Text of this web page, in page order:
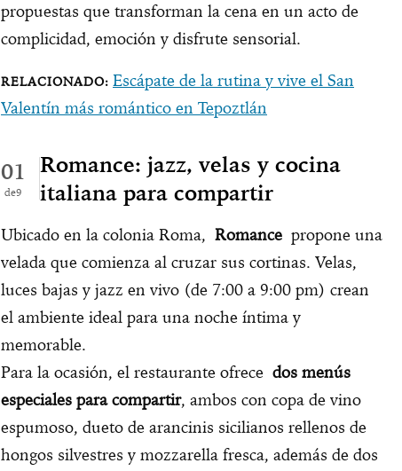
propuestas que transforman la cena en un acto de
complicidad, emoción y disfrute sensorial.
Escápate de la rutina y vive el San
Valentín más romántico en Tepoztlán
01
9
Romance: jazz, velas y cocina
italiana para compartir
Ubicado en la colonia Roma, Romance propone una
velada que comienza al cruzar sus cortinas. Velas,
luces bajas y jazz en vivo (de 7:00 a 9:00 pm) crean
el ambiente ideal para una noche íntima y
memorable.
Para la ocasión, el restaurante ofrece dos menús
especiales para compartir, ambos con copa de vino
espumoso, dueto de arancinis sicilianos rellenos de
hongos silvestres y mozzarella fresca, además de dos